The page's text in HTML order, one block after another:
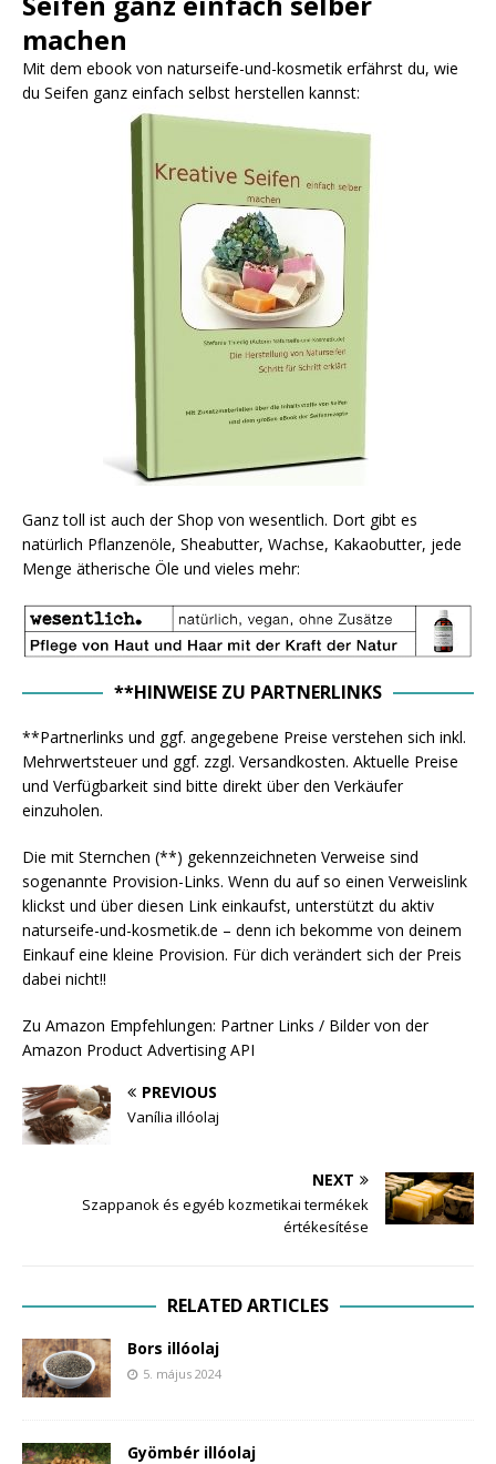
machen
Mit dem ebook von naturseife-und-kosmetik erfährst du, wie
du Seifen ganz einfach selbst herstellen kannst:
Ganz toll ist auch der Shop von wesentlich. Dort gibt es
natürlich Pflanzenöle, Sheabutter, Wachse, Kakaobutter, jede
Menge ätherische Öle und vieles mehr:
**HINWEISE ZU PARTNERLINKS
**Partnerlinks und ggf. angegebene Preise verstehen sich inkl.
Mehrwertsteuer und ggf. zzgl. Versandkosten. Aktuelle Preise
und Verfügbarkeit sind bitte direkt über den Verkäufer
einzuholen.
Die mit Sternchen (**) gekennzeichneten Verweise sind
sogenannte Provision-Links. Wenn du auf so einen Verweislink
klickst und über diesen Link einkaufst, unterstützt du aktiv
naturseife-und-kosmetik.de – denn ich bekomme von deinem
Einkauf eine kleine Provision. Für dich verändert sich der Preis
dabei nicht!!
Zu Amazon Empfehlungen: Partner Links / Bilder von der
Amazon Product Advertising API
PREVIOUS
Vanília illóolaj
NEXT
Szappanok és egyéb kozmetikai termékek
értékesítése
RELATED ARTICLES
Bors illóolaj
5. május 2024
Gyömbér illóolaj